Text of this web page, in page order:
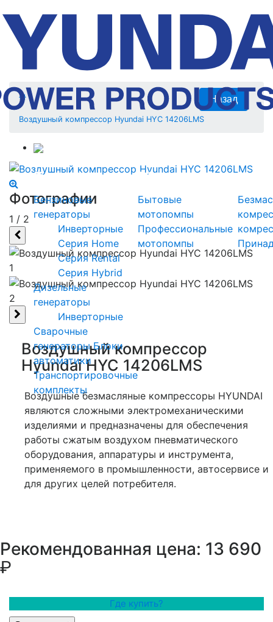
Генераторы
Бензиновые
генераторы
Инверторные
Серия Home
Серия Rental
Серия Hybrid
Дизельные
генераторы
Инверторные
Сварочные
генераторы Блоки
автоматики
Транспортировочные
комплекты
Мотопомпы
Бытовые
мотопомпы
Профессиональные
мотопомпы
Воздушный компрессор Hyundai HYC 14206LMS
Фотографии
1 / 2
1
2
Воздушный компрессор
Hyundai HYC 14206LMS
Воздушные безмасляные компрессоры HYUNDAI
являются сложными электромеханическими
изделиями и предназначены для обеспечения
работы сжатым воздухом пневматического
оборудования, аппаратуры и инструмента,
применяемого в промышленности, автосервисе и
для других целей потребителя.
Рекомендованная цена: 13 690
Где купить?